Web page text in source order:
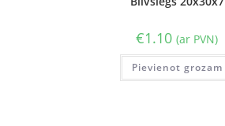
€1.10 (ar PVN)
Pievienot grozam